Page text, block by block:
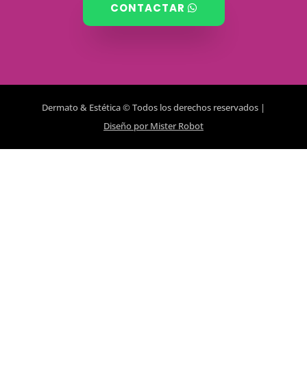
CONTACTAR
Dermato & Estética © Todos los derechos reservados |
Diseño por Mister Robot